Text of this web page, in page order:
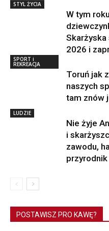
STYL ŻYCIA
W tym
Skarżyska
2026 i
SPORT i
REKREACJA
Toruń jak
naszych
tam znów
LUDZIE
Nie żyje
i
zawodu,
POSTAWISZ PRO KAWĘ?